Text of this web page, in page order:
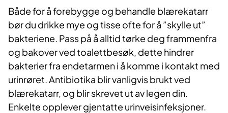
Både for å forebygge og behandle blærekatarr
bør du drikke mye og tisse ofte for å ”skylle ut”
bakteriene. Pass på å alltid tørke deg frammenfra
og bakover ved toalettbesøk, dette hindrer
bakterier fra endetarmen i å komme i kontakt med
urinrøret. Antibiotika blir vanligvis brukt ved
blærekatarr, og blir skrevet ut av legen din.
Enkelte opplever gjentatte urinveisinfeksjoner.